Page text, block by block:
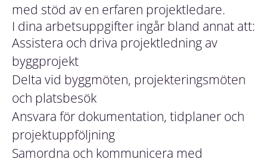
med stöd av en erfaren projektledare.
I dina arbetsuppgifter ingår bland annat att:
Assistera och driva projektledning av
byggprojekt
Delta vid byggmöten, projekteringsmöten
och platsbesök
Ansvara för dokumentation, tidplaner och
projektuppföljning
Samordna och kommunicera med